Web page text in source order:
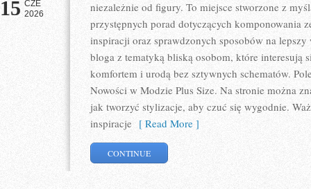
15 CZE
2026
niezależnie od figury. To miejsce stworzone z
przystępnych porad dotyczących komponowania
inspiracji oraz sprawdzonych sposobów na
bloga z tematyką bliską osobom, które interesują
komfortem i urodą bez sztywnych schematów.
Nowości w Modzie Plus Size. Na stronie można
jak tworzyć stylizacje, aby czuć się wygodnie.
inspiracje [ Read More ]
CONTINUE